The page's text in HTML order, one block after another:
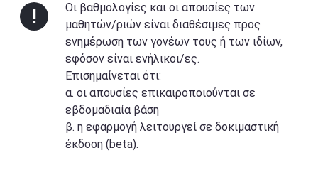
!
Οι βαθμολογίες και οι απουσίες των
μαθητών/ριών είναι διαθέσιμες προς
ενημέρωση των γονέων τους ή των ιδίων,
εφόσον είναι ενήλικοι/ες.
Επισημαίνεται ότι:
α. οι απουσίες επικαιροποιούνται σε
εβδομαδιαία βάση
β. η εφαρμογή λειτουργεί σε δοκιμαστική
έκδοση (beta).